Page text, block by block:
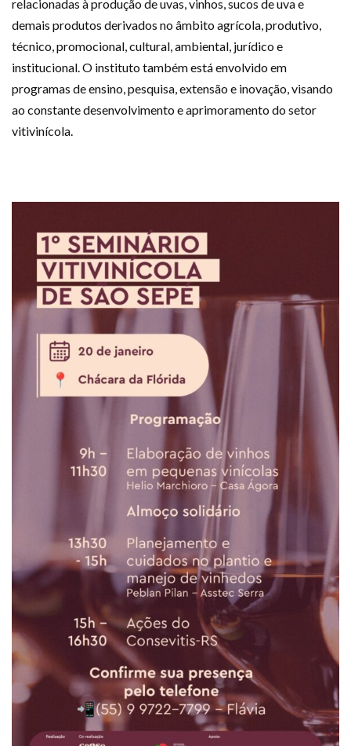
relacionadas à produção de uvas, vinhos, sucos de uva e
demais produtos derivados no âmbito agrícola, produtivo,
técnico, promocional, cultural, ambiental, jurídico e
institucional. O instituto também está envolvido em
programas de ensino, pesquisa, extensão e inovação, visando
ao constante desenvolvimento e aprimoramento do setor
vitivinícola.